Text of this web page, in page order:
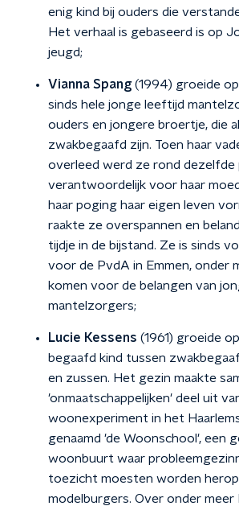
enig kind bij ouders die
Het verhaal is gebaseerd is op
jeugd;
Vianna Spang(1994) groeide op
sinds hele jonge leeftijd
ouders en jongere broertje, die
zwakbegaafd zijn. Toen haar
overleed werd ze rond
verantwoordelijk voor haar
haar poging haar eigen leven
raakte ze overspannen en
tijdje in de bijstand. Ze is sinds
voor de PvdA in Emmen, onder
komen voor de belangen van
mantelzorgers;
Lucie Kessens (1961) groeide
begaafd kind tussen
en zussen. Het gezin maakte
'onmaatschappelijken' deel uit
woonexperiment in het
genaamd 'de Woonschool', een
woonbuurt waar
toezicht moesten worden
modelburgers. Over onder meer